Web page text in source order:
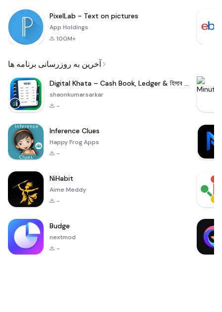
PixelLab - Text on pictures
App Holdings
100M+
آخرین به روزرسانی برنامه ها
Digital Khata – Cash Book, Ledger & হিসাব খাতা
shaonkumarsarkar
-
Inference Clues
Happy Frog Apps
-
NiHabit
Aime Meddy
-
Budge
nextmod
-